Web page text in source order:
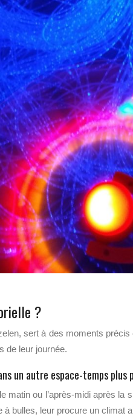
?
sert à des moments
de leur journée.
un autre espace-temps
matin ou l’après-midi après
bulles, leur procure un climat